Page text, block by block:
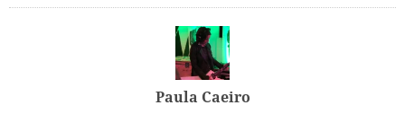
Paula Caeiro